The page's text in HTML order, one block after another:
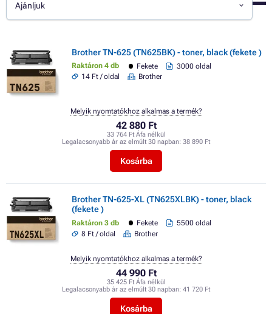
Ajánljuk
Brother TN-625 (TN625BK) - toner, black (fekete )
Raktáron 4 db Fekete
3000 oldal
14 Ft / oldal
Brother
42 880 Ft
33 764 Ft Áfa nélkül
Legalacsonyabb ár az elmúlt 30 napban: 38 890 Ft
Kosárba
Melyik nyomtatókhoz alkalmas a termék?
Brother TN-625-XL (TN625XLBK) - toner, black
(fekete )
Raktáron 3 db Fekete
5500 oldal
8 Ft / oldal
Brother
44 990 Ft
35 425 Ft Áfa nélkül
Legalacsonyabb ár az elmúlt 30 napban: 41 720 Ft
Kosárba
Melyik nyomtatókhoz alkalmas a termék?